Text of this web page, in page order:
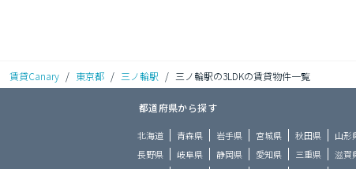
賃貸Canary / 東京都 / 三ノ輪駅 / 三ノ輪駅の3LDKの賃貸物件一覧
都道府県から探す
北海道 青森県 岩手県 宮城県 秋田県 山形
長野県
岐阜県 静岡県 愛知県 三重県 滋賀